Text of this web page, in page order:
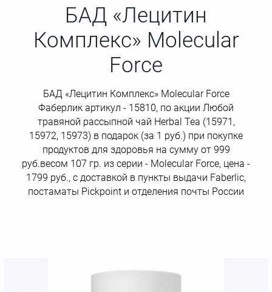
БАД «Лецитин
Комплекс» Molecular
Force
БАД «Лецитин Комплекс» Molecular Force
Фаберлик артикул - 15810, по акции Любой
травяной рассыпной чай Herbal Tea (15971,
15972, 15973) в подарок (за 1 руб.) при покупке
продуктов для здоровья на сумму от 999
руб.весом 107 гр. из серии - Molecular Force, цена -
1799 руб., с доставкой в пункты выдачи Faberlic,
постаматы Рickpoint и отделения почты России